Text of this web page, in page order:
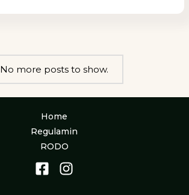
No more posts to show.
Home
Regulamin
RODO